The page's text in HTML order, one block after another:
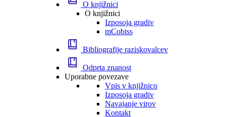
O knjižnici
O knjižnici
Izposoja gradiv
mCobiss
Bibliografije raziskovalcev
Odprta znanost
Uporabne povezave
Vpis v knjižnico
Izposoja gradiv
Navajanje virov
Kontakt